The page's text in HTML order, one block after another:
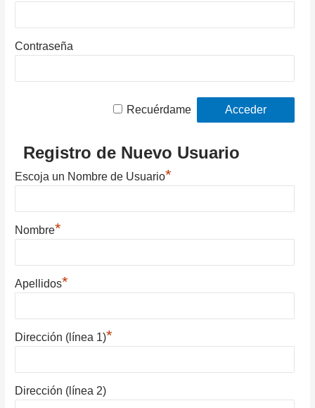
Contraseña
Recuérdame
Registro de Nuevo Usuario
Escoja un Nombre de Usuario*
Nombre*
Apellidos*
Dirección (línea 1)*
Dirección (línea 2)